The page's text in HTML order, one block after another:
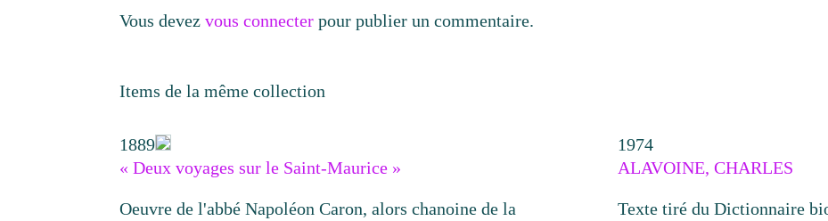
Vous devezvous connecter pour publier un commentaire.
Items de la même collection
1889
« Deux voyages sur le Saint-Maurice »
Oeuvre de l'abbé Napoléon Caron, alors chanoine de la
1974
ALAVOINE, CHARLES
Texte tiré du Dictionnaire